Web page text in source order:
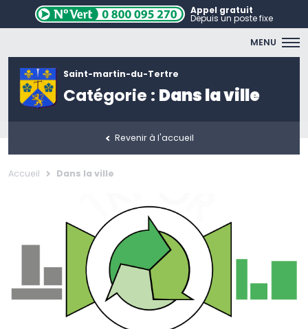
Appel gratuit
Depuis un poste fixe
MENU
Saint-martin-du-Tertre
Catégorie : Dans la ville
Revenir à l'accueil
Accueil Dans la ville